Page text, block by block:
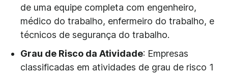
de uma equipe completa com engenheiro,
médico do trabalho, enfermeiro do trabalho, e
técnicos de segurança do trabalho.
Grau de Risco da Atividade: Empresas
classificadas em atividades de grau de risco 1